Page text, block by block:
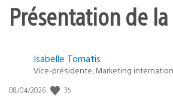
Présentation de
Isabelle Tomatis
Vice-présidente, Marketing
Date
08/04/2026 35